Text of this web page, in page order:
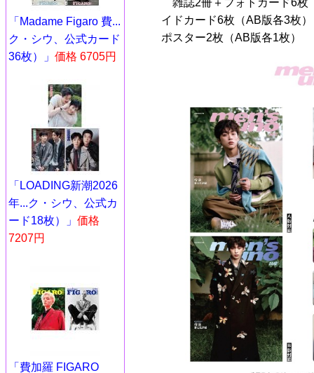
「Madame Figaro 費...
ク・シウ、公式カード
36枚）」 価格 6705円
「LOADING新潮2026
年...ク・シウ、公式カ
ード18枚）」 価格
7207円
「費加羅 FIGARO
雑誌2冊＋フォトカード6枚
イドカード6枚（AB版各3枚
ポスター2枚（AB版各1枚）